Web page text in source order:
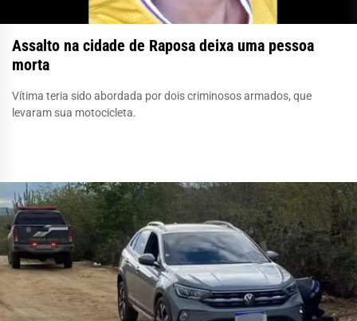
Assalto na cidade de Raposa deixa uma pessoa
morta
Vítima teria sido abordada por dois criminosos armados, que
levaram sua motocicleta.